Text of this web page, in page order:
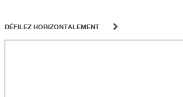
DÉFILEZ HORIZONTALEMENT